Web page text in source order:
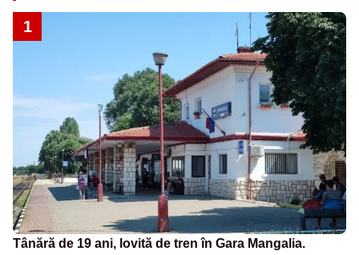
1
Tânără de 19 ani, lovită de tren în Gara Mangalia.